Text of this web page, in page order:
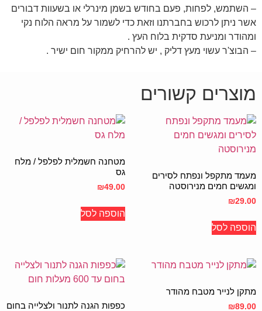
– השתמש, לפחות, פעם בחודש בשמן מינרלי או בשעוות דבורים
אשר ניתן לרכוש בחברתנו וזאת כדי לשמור על מראה הלוח נקי
ומהודר ומניעת סדקית בלוח העץ .
– הבוצ'ר עשוי מעץ דליק , יש להרחיק ממקור חום ישיר .
מוצרים קשורים
מעמד מתקפל ונפתח לסירים
ומגשים חמים מנירוסטה
₪29.00
הוספה לסל
מטחנה חשמלית לפלפל / מלח
גס
₪49.00
הוספה לסל
מתקן לנייר מטבח מהודר
₪89.00
כפפות הגנה לתנור ולצלייה בחום